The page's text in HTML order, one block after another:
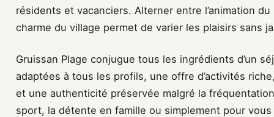
résidents et vacanciers. Alterner entre l’animation
charme du village permet de varier les plaisirs sans
Gruissan Plage conjugue tous les ingrédients d’un
adaptées à tous les profils, une offre d’activités
et une authenticité préservée malgré la
sport, la détente en famille ou simplement pour